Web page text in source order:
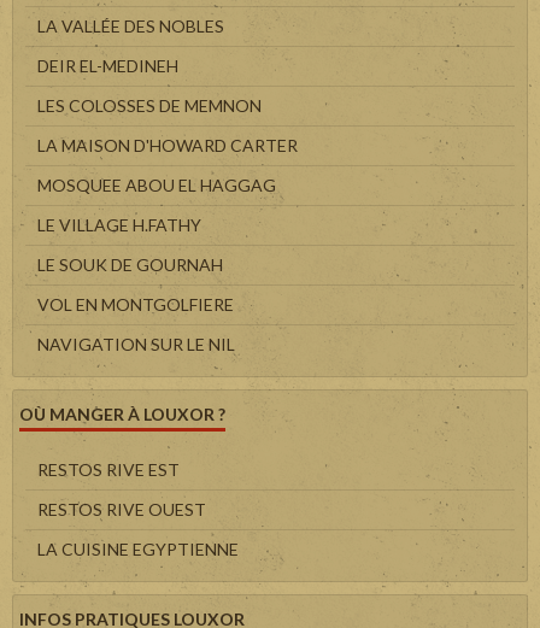
LA VALLÉE DES NOBLES
DEIR EL-MEDINEH
LES COLOSSES DE MEMNON
LA MAISON D'HOWARD CARTER
MOSQUEE ABOU EL HAGGAG
LE VILLAGE H.FATHY
LE SOUK DE GOURNAH
VOL EN MONTGOLFIERE
NAVIGATION SUR LE NIL
OÙ MANGER À LOUXOR ?
RESTOS RIVE EST
RESTOS RIVE OUEST
LA CUISINE EGYPTIENNE
INFOS PRATIQUES LOUXOR